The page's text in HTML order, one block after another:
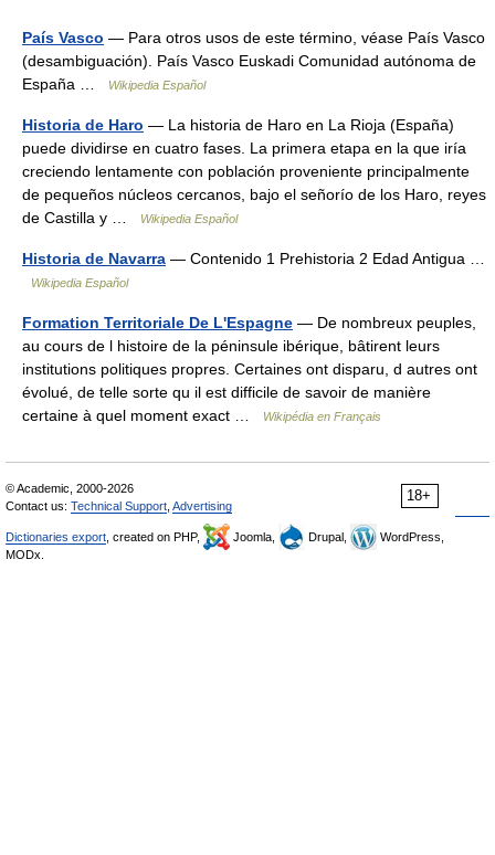
País Vasco — Para otros usos de este término, véase País Vasco
(desambiguación). País Vasco Euskadi Comunidad autónoma de
España …
Wikipedia Español
Historia de Haro — La historia de Haro en La Rioja (España)
puede dividirse en cuatro fases. La primera etapa en la que iría
creciendo lentamente con población proveniente principalmente
de pequeños núcleos cercanos, bajo el señorío de los Haro, reyes
de Castilla y …
Wikipedia Español
Historia de Navarra — Contenido 1 Prehistoria 2 Edad Antigua …
Wikipedia Español
Formation Territoriale De L'Espagne — De nombreux peuples,
au cours de l histoire de la péninsule ibérique, bâtirent leurs
institutions politiques propres. Certaines ont disparu, d autres ont
évolué, de telle sorte qu il est difficile de savoir de manière
certaine à quel moment exact …
Wikipédia en Français
18+
© Academic, 2000-2026
Contact us: Technical Support Advertising
Dictionaries export , created on PHP, Joomla, Drupal,
WordPress,
MODx.